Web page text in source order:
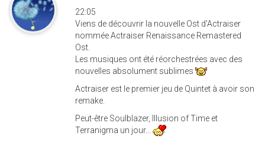
22:05
Viens de découvrir la nouvelle Ost d'Actraiser
nommée Actraiser Renaissance Remastered
Ost.
Les musiques ont été réorchestrées avec des
nouvelles absolument sublimes
Actraiser est le premier jeu de Quintet à avoir son
remake.
Peut-être Soulblazer, Illusion of Time et
Terranigma un jour...